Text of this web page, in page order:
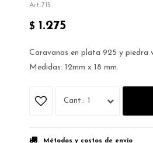
715
$ 1.275
Caravanas en plata 925 y piedra
Medidas: 12mm x 18 mm.
1
Métodos y costos de envío